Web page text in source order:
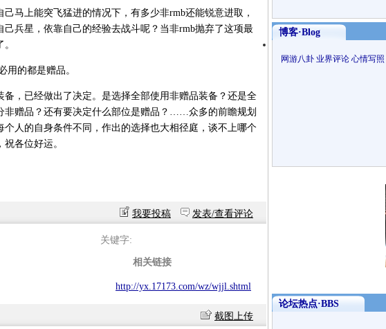
马上能突飞猛进的情况下，有多少非rmb还能锐意进取，
兵星，依靠自己的经验去战斗呢？当非rmb抛弃了这项最
用的都是赠品。
，已经做出了决定。是选择全部使用非赠品装备？还是全
非赠品？还有要决定什么部位是赠品？……众多的前瞻规划
人的自身条件不同，作出的选择也大相径庭，谈不上哪个
各位好运。
我要投稿 发表/查看评论
关键字:
相关链接
http://yx.17173.com/wz/wjjl.shtml
截图上传
博客·Blog
网游八卦 业界评论 心情写照
论坛热点·BBS